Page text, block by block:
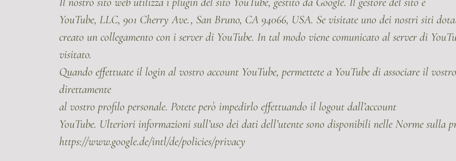
YouTube, LLC, 901 Cherry Ave., San Bruno, CA 94066, USA. Se visitate uno dei nostri siti
creato un collegamento con i server di YouTube. In tal modo viene comunicato al server di
visitato.
Quando effettuate il login al vostro account YouTube, permettete a YouTube di associare il
direttamente
al vostro profilo personale. Potete però impedirlo effettuando il logout dall’account
YouTube. Ulteriori informazioni sull’uso dei dati dell’utente sono disponibili nelle Norme sulla
https://www.google.de/intl/de/policies/privacy